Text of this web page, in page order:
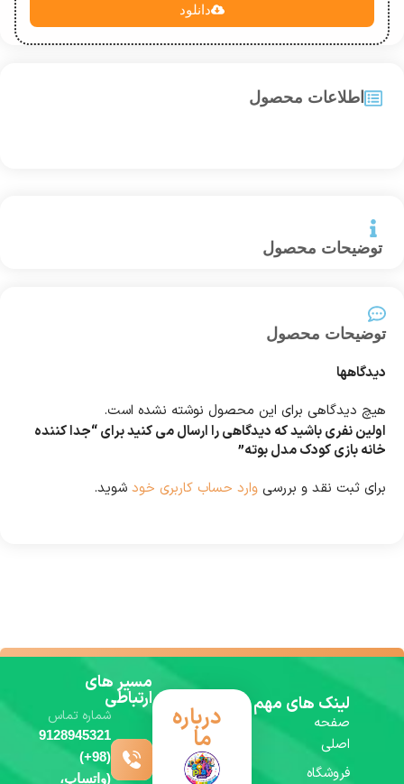
دانلود
توضیحات محصول
اطلاعات محصول
توضیحات محصول
دیدگاهها
هیچ دیدگاهی برای این محصول نوشته نشده است.
اولین نفری باشید که دیدگاهی را ارسال می کنید برای “جدا کننده
خانه بازی کودک مدل بوته”
برای ثبت نقد و بررسی وارد حساب کاربری خود شوید.
لینک های مهم
صفحه
اصلی
فروشگاه
درباره
ما
مسیر های
ارتباطی
شماره تماس
9128945321
(98+)
(واتساپ،